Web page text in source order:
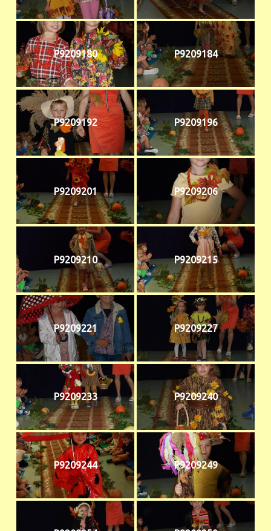
P9209180 P9209184
P9209192 P9209196
P9209201 P9209206
P9209210 P9209215
P9209221 P9209227
P9209233 P9209240
P9209244 P9209249